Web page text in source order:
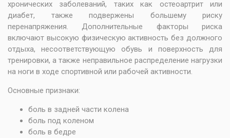
хронических заболеваний, таких как остеоартрит или
диабет, также подвержены большему риску
перенапряжения. Дополнительные факторы риска
включают высокую физическую активность без должного
отдыха, несоответствующую обувь и поверхность для
тренировки, а также неправильное распределение нагрузки
на ноги в ходе спортивной или рабочей активности.
Основные признаки:
боль в задней части колена
боль под коленом
боль в бедре